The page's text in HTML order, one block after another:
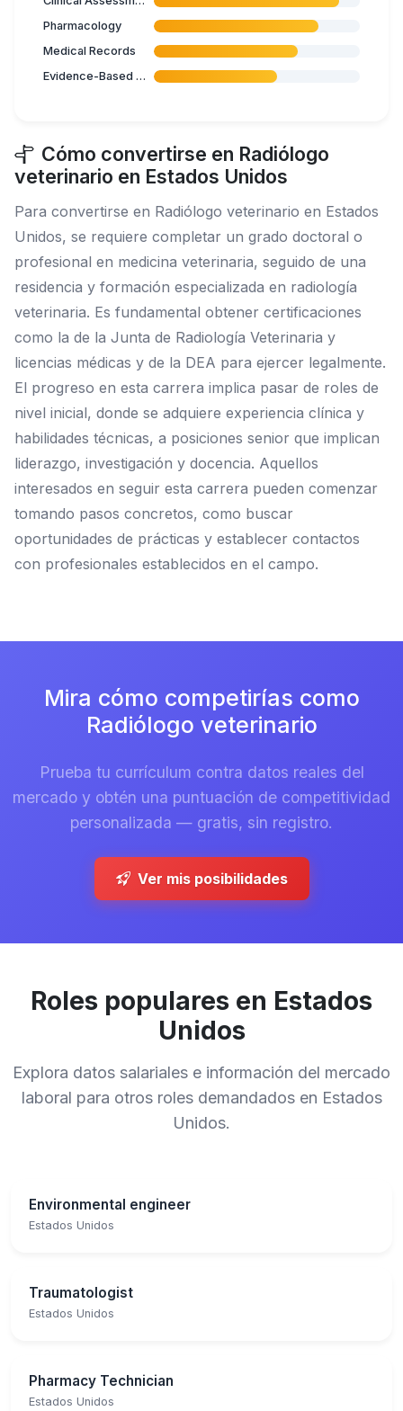
Pharmacology
Medical Records
Evidence-Based Medicine
Cómo convertirse en Radiólogo
veterinario en Estados Unidos
Para convertirse en Radiólogo veterinario en Estados
Unidos, se requiere completar un grado doctoral o
profesional en medicina veterinaria, seguido de una
residencia y formación especializada en radiología
veterinaria. Es fundamental obtener certificaciones
como la de la Junta de Radiología Veterinaria y
licencias médicas y de la DEA para ejercer legalmente.
El progreso en esta carrera implica pasar de roles de
nivel inicial, donde se adquiere experiencia clínica y
habilidades técnicas, a posiciones senior que implican
liderazgo, investigación y docencia. Aquellos
interesados en seguir esta carrera pueden comenzar
tomando pasos concretos, como buscar
oportunidades de prácticas y establecer contactos
con profesionales establecidos en el campo.
Mira cómo competirías como
Radiólogo veterinario
Prueba tu currículum contra datos reales del
mercado y obtén una puntuación de competitividad
personalizada — gratis, sin registro.
Ver mis posibilidades
Roles populares en Estados
Unidos
Explora datos salariales e información del mercado
laboral para otros roles demandados en Estados
Unidos.
Environmental engineer
Estados Unidos
Traumatologist
Estados Unidos
Pharmacy Technician
Estados Unidos